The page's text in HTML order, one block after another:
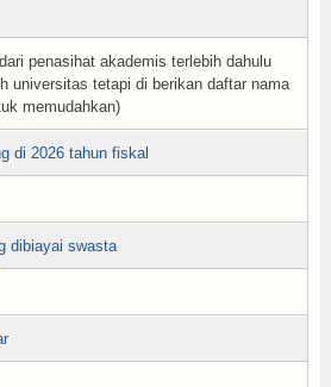
penasihat akademis terlebih dahulu
universitas tetapi di berikan daftar nama
memudahkan)
di 2026 tahun fiskal
dibiayai swasta